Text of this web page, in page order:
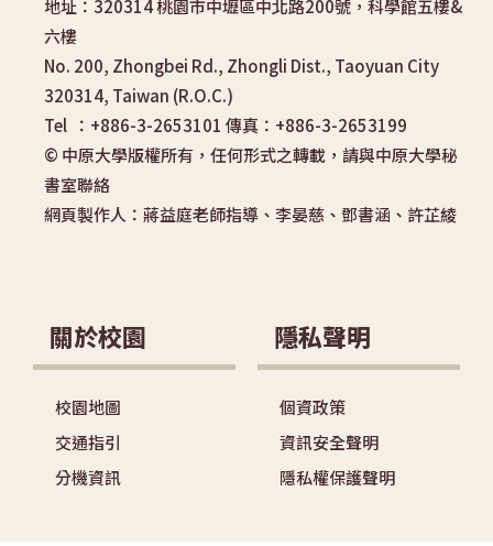
地址：320314 桃園市中壢區中北路200號，科學館五樓&
六樓
No. 200, Zhongbei Rd., Zhongli Dist., Taoyuan City
320314, Taiwan (R.O.C.)
Tel ：+886-3-2653101 傳真：+886-3-2653199
© 中原大學版權所有，任何形式之轉載，請與中原大學秘
書室聯絡
網頁製作人：蔣益庭老師指導、李晏慈、鄧書涵、許芷綾
關於校園
校園地圖
交通指引
分機資訊
隱私聲明
個資政策
資訊安全聲明
隱私權保護聲明